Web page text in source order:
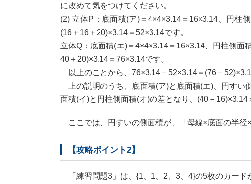
に改めて気をつけてください。
(2) 立体P：底面積(ア)＝4×4×3.14＝16×3.14、円柱
(16＋16＋20)×3.14＝52×3.14です。
立体Q：底面積(エ)＝4×4×3.14＝16×3.14、円柱側面
40＋20)×3.14＝76×3.14です。
以上のことから、76×3.14－52×3.14＝(76－
上の説明のうち、底面積(ア)と底面積(エ)、円すい
面積(イ)と円柱側面積(オ)の差となり、(40－16)×3.14
ここでは、円すいの側面積が、「母線×底面の半径
【攻略ポイント2】
「練習問題3」は、{1、1、2、3、4}の5枚のカード